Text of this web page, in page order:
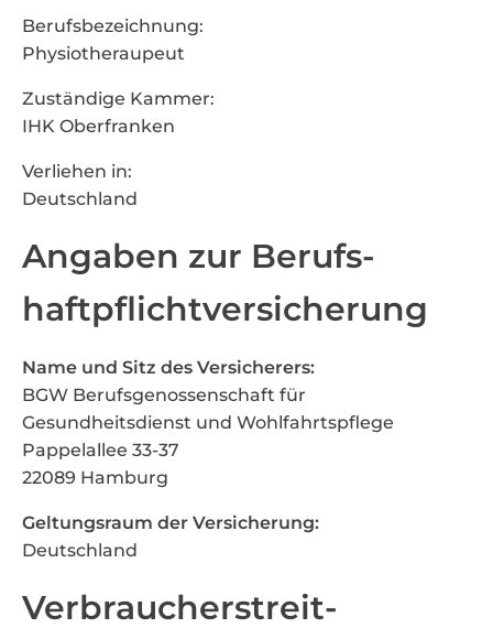
Berufsbezeichnung:
Physiotheraupeut
Zuständige Kammer:
IHK Oberfranken
Verliehen in:
Deutschland
Angaben zur Berufs­
haftpflicht­versicherung
Name und Sitz des Versicherers:
BGW Berufsgenossenschaft für
Gesundheitsdienst und Wohlfahrtspflege
Pappelallee 33-37
22089 Hamburg
Geltungsraum der Versicherung:
Deutschland
Verbraucher­streit­